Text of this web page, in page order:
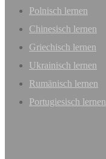
Polnisch lernen
Chinesisch lernen
Griechisch lernen
Ukrainisch lernen
Rumänisch lernen
Portugiesisch lernen